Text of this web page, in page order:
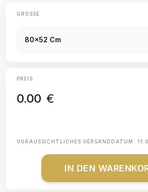
GRÖSSE
80x52 Cm
PREIS
0.00 €
VORAUSSICHTLICHES VERSANDDATUM:
IN DEN